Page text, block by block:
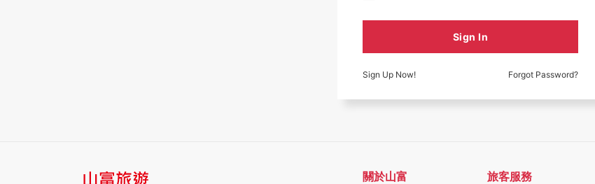
Sign In
Sign Up Now! Forgot Password?
關於山富 旅客服務